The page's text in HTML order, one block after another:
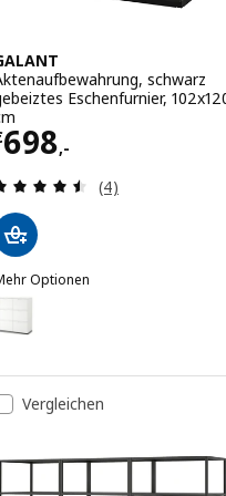
schwarz
Eschenfurnier,
698,-€ 698,-
Überprüfung:
(4)
Optionen
GALANT,
Vergleichen